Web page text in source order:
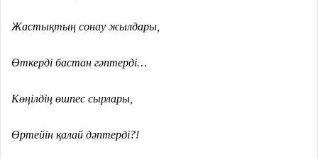
Жастықтың сонау жылдары,
Өткерді бастан гәптерді…
Көңілдің өшпес сырлары,
Өртейін қалай дәптерді?!